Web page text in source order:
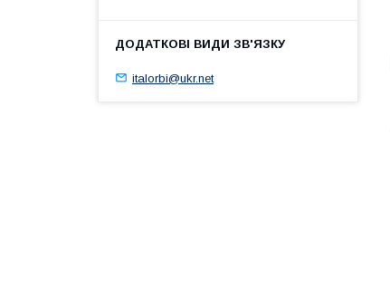
italorbi@ukr.net